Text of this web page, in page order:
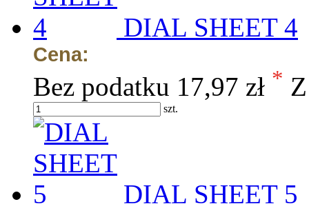
DIAL SHEET 4
Cena:
Bez podatku 17,97 zł *
szt.
DIAL SHEET 5